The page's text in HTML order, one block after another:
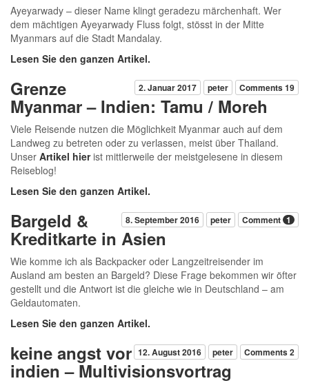
Ayeyarwady – dieser Name klingt geradezu märchenhaft. Wer
dem mächtigen Ayeyarwady Fluss folgt, stösst in der Mitte
Myanmars auf die Stadt Mandalay.
Lesen Sie den ganzen Artikel.
2. Januar 2017 peter Comments 19
Grenze
Myanmar – Indien: Tamu / Moreh
Viele Reisende nutzen die Möglichkeit Myanmar auch auf dem
Landweg zu betreten oder zu verlassen, meist über Thailand.
Unser Artikel hierist mittlerweile der meistgelesene in diesem
Reiseblog!
Lesen Sie den ganzen Artikel.
8. September 2016 peter Comment 1
Bargeld &
Kreditkarte in Asien
Wie komme ich als Backpacker oder Langzeitreisender im
Ausland am besten an Bargeld? Diese Frage bekommen wir öfter
gestellt und die Antwort ist die gleiche wie in Deutschland – am
Geldautomaten.
Lesen Sie den ganzen Artikel.
12. August 2016 peter Comments 2
keine angst vor
indien – Multivisionsvortrag